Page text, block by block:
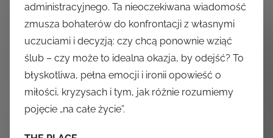
administracyjnego. Ta nieoczekiwana wiadomość
zmusza bohaterów do konfrontacji z własnymi
uczuciami i decyzją: czy chcą ponownie wziąć
ślub – czy może to idealna okazja, by odejść? To
błyskotliwa, pełna emocji i ironii opowieść o
miłości, kryzysach i tym, jak różnie rozumiemy
pojęcie „na całe życie”.